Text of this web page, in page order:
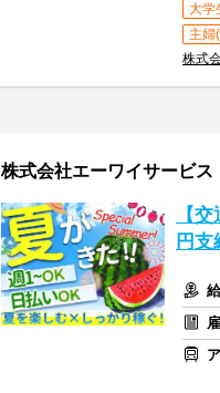
大学
主婦
株式
株式会社エーワイサービス
【
円